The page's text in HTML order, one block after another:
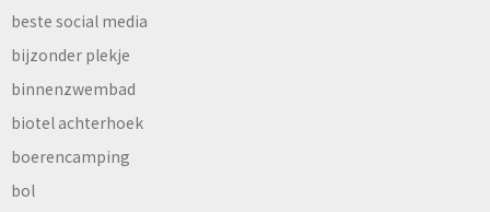
beste social media
bijzonder plekje
binnenzwembad
biotel achterhoek
boerencamping
bol